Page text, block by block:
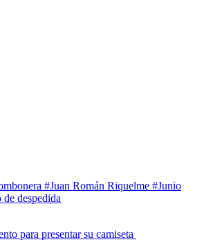
#Juan Román Riquelme #Junio
de despedida
para presentar su camiseta